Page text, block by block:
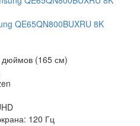
QE65QN800BUXRU 8K
дюймов (165 см)
120 Гц